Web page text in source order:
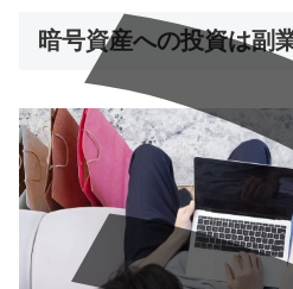
暗号資産への投資は副